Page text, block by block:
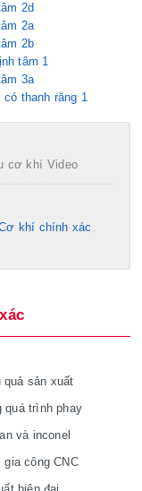
2d
2a
2b
tâm 1
3a
thanh răng 1
cơ khí Video
khí chính xác
quả sản xuất
quá trình phay
và inconel
công CNC